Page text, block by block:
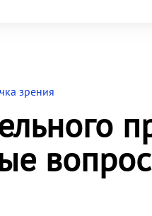
зрения